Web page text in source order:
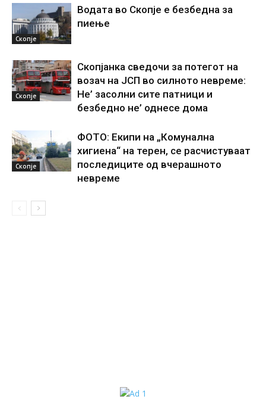
Скопје
Водата во Скопје е безбедна за
пиење
Скопје
Скопјанка сведочи за потегот на
возач на ЈСП во силното невреме:
Не’ засолни сите патници и
безбедно не’ однесе дома
Скопје
ФОТО: Екипи на „Комунална
хигиена“ на терен, се расчистуваат
последиците од вчерашното
невреме